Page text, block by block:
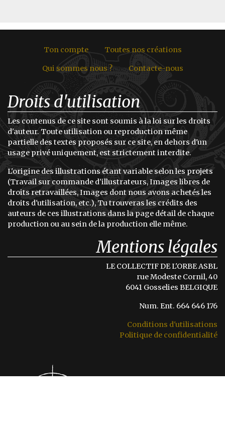
Ton compte Toutes nos créations
Qui sommes nous ? Contacte-nous
Droits d'utilisation
Les contenus de ce site sont soumis à la loi sur les droits
d'auteur. Toute utilisation ou reproduction même
partielle des textes proposés sur ce site, en dehors d'un
usage privé uniquement, est strictement interdite.
L'origine des illustrations étant variable selon les projets
(Travail sur commande d'illustrateurs, Images libres de
droits retravaillées, Images dont nous avons achetés les
droits d'utilisation, etc.), Tu trouveras les crédits des
auteurs de ces illustrations dans la page détail de chaque
production ou au sein de la production elle même.
Mentions légales
LE COLLECTIF DE L'ORBE ASBL
rue Modeste Cornil, 40
6041 Gosselies BELGIQUE
Num. Ent. 664 646 176
Conditions d'utilisations
Politique de confidentialité